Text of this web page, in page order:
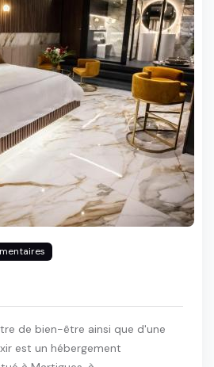
de bien-être ainsi que d'une
est un hébergement